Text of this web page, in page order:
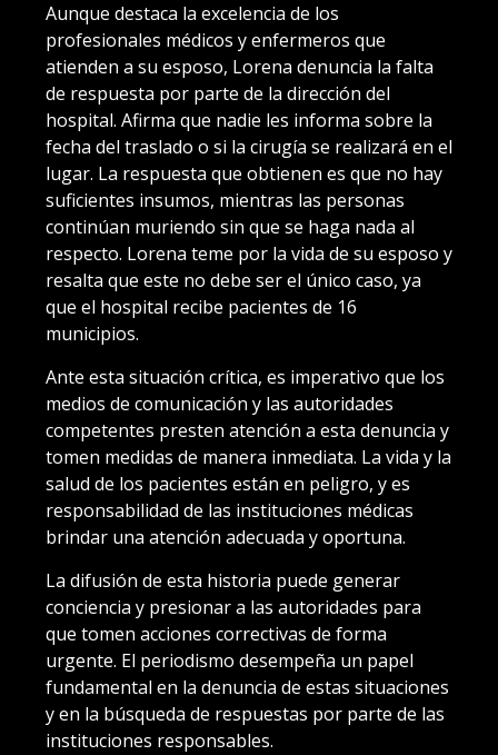
Aunque destaca la excelencia de los
profesionales médicos y enfermeros que
atienden a su esposo, Lorena denuncia la falta
de respuesta por parte de la dirección del
hospital. Afirma que nadie les informa sobre la
fecha del traslado o si la cirugía se realizará en el
lugar. La respuesta que obtienen es que no hay
suficientes insumos, mientras las personas
continúan muriendo sin que se haga nada al
respecto. Lorena teme por la vida de su esposo y
resalta que este no debe ser el único caso, ya
que el hospital recibe pacientes de 16
municipios.
Ante esta situación crítica, es imperativo que los
medios de comunicación y las autoridades
competentes presten atención a esta denuncia y
tomen medidas de manera inmediata. La vida y la
salud de los pacientes están en peligro, y es
responsabilidad de las instituciones médicas
brindar una atención adecuada y oportuna.
La difusión de esta historia puede generar
conciencia y presionar a las autoridades para
que tomen acciones correctivas de forma
urgente. El periodismo desempeña un papel
fundamental en la denuncia de estas situaciones
y en la búsqueda de respuestas por parte de las
instituciones responsables.